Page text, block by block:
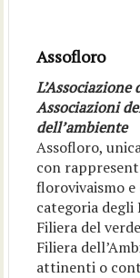
Assofloro
Associazioni
dell’ambiente
Assofloro,
con
florovivaismo e
categoria degli
Filiera del
Filiera
attinenti o